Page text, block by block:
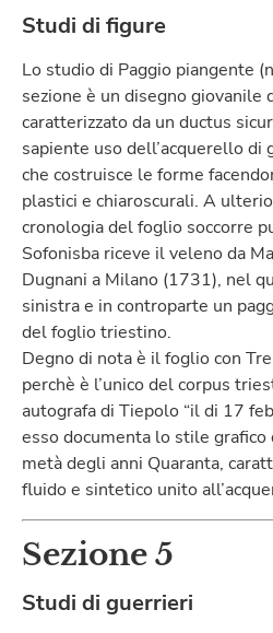
Studi di figure
Lo studio di Paggio piangente
sezione è un disegno
caratterizzato da un ductus
sapiente uso dell’acquerello
che costruisce le forme
plastici e chiaroscurali. A
cronologia del foglio soccorre
Sofonisba riceve il veleno da
Dugnani a Milano (1731), nel
sinistra e in controparte un
del foglio triestino.
Degno di nota è il foglio con
perchè è l’unico del corpus
autografa di Tiepolo “il di 17
esso documenta lo stile
metà degli anni Quaranta,
fluido e sintetico unito
Sezione 5
Studi di guerrieri